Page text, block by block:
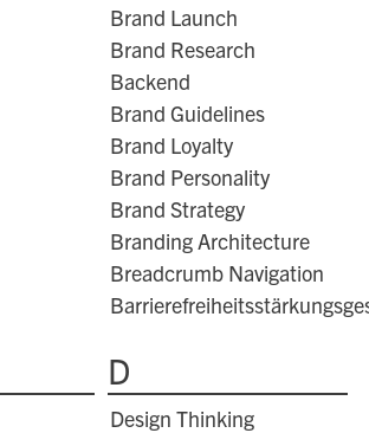
Brand Launch
Brand Research
Backend
Brand Guidelines
Brand Loyalty
Brand Personality
Brand Strategy
Branding Architecture
Breadcrumb Navigation
D
Design Thinking